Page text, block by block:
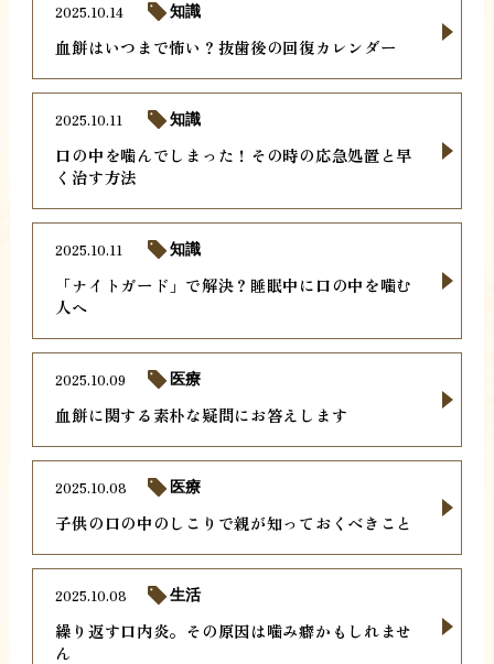
血餅はいつまで怖い？抜歯後の回復カレンダー
2025.10.14 知識
口の中を噛んでしまった！その時の応急処置と早
く治す方法
2025.10.11 知識
「ナイトガード」で解決？睡眠中に口の中を噛む
人へ
2025.10.11 知識
血餅に関する素朴な疑問にお答えします
2025.10.09 医療
子供の口の中のしこりで親が知っておくべきこと
2025.10.08 医療
繰り返す口内炎。その原因は噛み癖かもしれませ
ん
2025.10.08 生活